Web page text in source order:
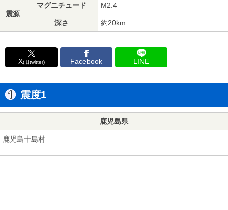
震源
マグニチュード M2.4
深さ 約20km
X(旧twitter) Facebook LINE
震度1
鹿児島県
鹿児島十島村